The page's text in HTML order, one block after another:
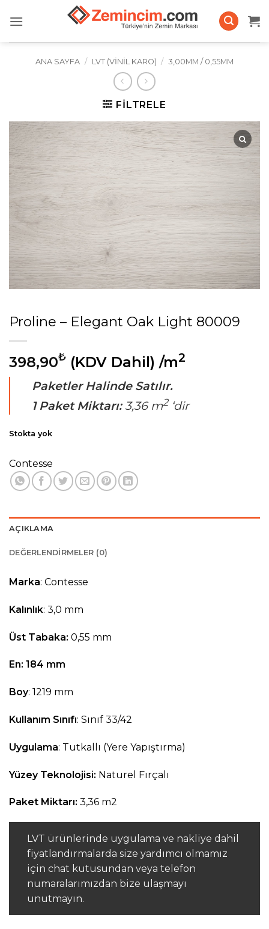
atla
ANA SAYFA / LVT (VINIL KARO) / 3,00MM / 0,55MM
FILTRELE
Proline – Elegant Oak Light 80009
398,90₺ (KDV Dahil) /m2
Paketler Halinde Satılır.
1 Paket Miktarı:3,36 m2‘dir
Stokta yok
Contesse
AÇIKLAMA
DEĞERLENDIRMELER (0)
Marka: Contesse
Kalınlık: 3,0 mm
Üst Tabaka: 0,55 mm
En: 184 mm
Boy: 1219 mm
Kullanım Sınıfı: Sınıf 33/42
Uygulama: Tutkallı (Yere Yapıştırma)
Yüzey Teknolojisi: Naturel Fırçalı
Paket Miktarı: 3,36 m2
LVT ürünlerinde uygulama ve nakliye dahil
fiyatlandırmalarda size yardımcı olmamız
için chat kutusundan veya telefon
numaralarımızdan bize ulaşmayı
unutmayın.